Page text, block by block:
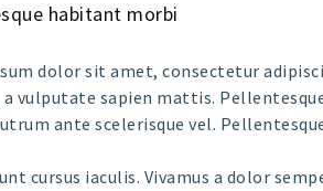
habitant morbi
dolor sit amet, consectetur
vulputate sapien mattis.
ante scelerisque vel.
cursus iaculis. Vivamus a dolor